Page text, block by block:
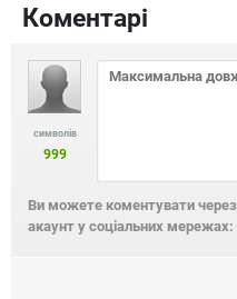
Коментарі
символів
999
Ви можете коментувати через
акаунт у соціальних мережах: